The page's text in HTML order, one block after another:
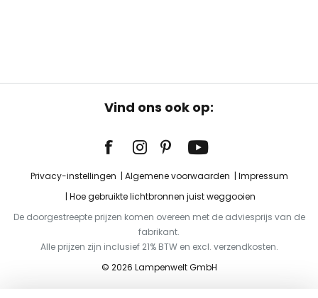
Vind ons ook op:
Privacy-instellingen Algemene voorwaarden
Impressum
Hoe gebruikte lichtbronnen juist weggooien
De doorgestreepte prijzen komen overeen met de adviesprijs van de
fabrikant.
Alle prijzen zijn inclusief 21% BTW en excl. verzendkosten.
© 2026 Lampenwelt GmbH